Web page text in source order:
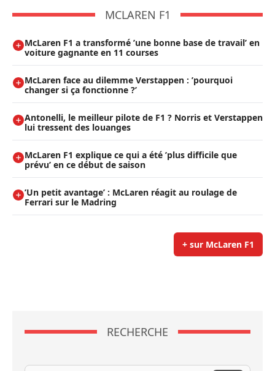
MCLAREN F1
McLaren F1 a transformé ’une bonne base de travail’ en
voiture gagnante en 11 courses
McLaren face au dilemme Verstappen : ’pourquoi
changer si ça fonctionne ?’
Antonelli, le meilleur pilote de F1 ? Norris et Verstappen
lui tressent des louanges
McLaren F1 explique ce qui a été ’plus difficile que
prévu’ en ce début de saison
’Un petit avantage’ : McLaren réagit au roulage de
Ferrari sur le Madring
+ sur McLaren F1
RECHERCHE